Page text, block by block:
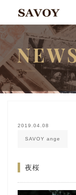
2019.04.08
SAVOY ange
夜桜